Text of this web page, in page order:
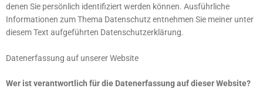
denen Sie persönlich identifiziert werden können. Ausführliche
Informationen zum Thema Datenschutz entnehmen Sie meiner unter
diesem Text aufgeführten Datenschutzerklärung.
Datenerfassung auf unserer Website
Wer ist verantwortlich für die Datenerfassung auf dieser Website?